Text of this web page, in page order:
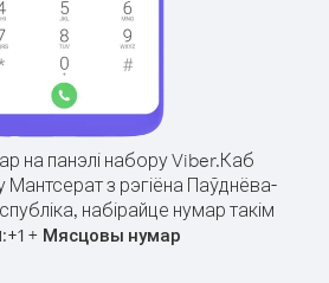
на панэлі набору Viber.Каб
Мантсерат з рэгіёна Паўднёва-
набірайце нумар такім
+1 + Мясцовы нумар